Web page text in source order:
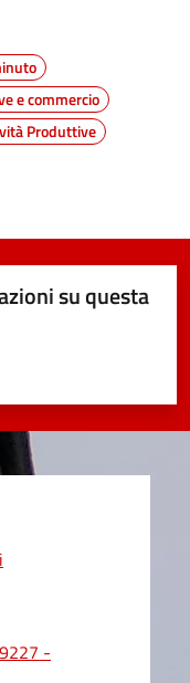
e commercio
Produttive
su questa
-